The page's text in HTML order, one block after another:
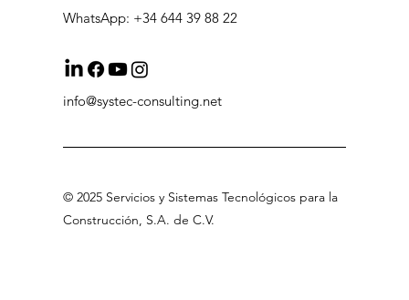
WhatsApp: +34 644 39 88 22
info@systec-consulting.net
© 2025 Servicios y Sistemas Tecnológicos para la
Construcción, S.A. de C.V.